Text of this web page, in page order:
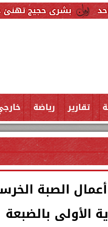
تهنئ جلالة الملك
تقارير رياضة
الصبة
الأولى بالضبعة